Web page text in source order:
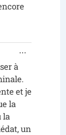
à
et je
la
la
un
...